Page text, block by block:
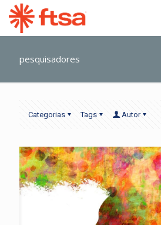
pesquisadores
Categorias Tags Autor